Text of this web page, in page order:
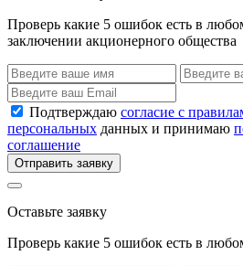
Проверь какие 5 ошибок есть в
заключении акционерного общества
Подтверждаю согласие с
персональных данных и принимаю
соглашение
Отправить заявку
Оставьте заявку
Проверь какие 5 ошибок есть в